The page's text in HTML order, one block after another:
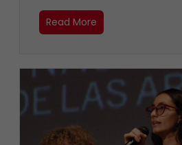
Read More